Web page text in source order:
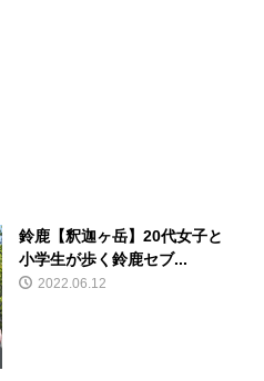
鈴鹿【釈迦ヶ岳】20代女子と
小学生が歩く鈴鹿セブ...
2022.06.12